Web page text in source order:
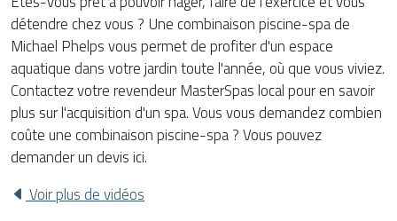
détendre chez vous ? Une combinaison piscine-spa de
Michael Phelps vous permet de profiter d'un espace
aquatique dans votre jardin toute l'année, où que vous viviez.
Contactez votre revendeur MasterSpas local pour en savoir
plus sur l'acquisition d'un spa. Vous vous demandez combien
coûte une combinaison piscine-spa ? Vous pouvez
demander un devis ici.
Voir plus de vidéos